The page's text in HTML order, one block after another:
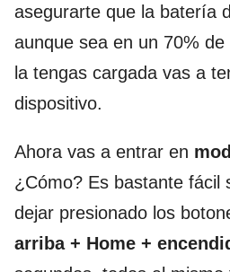
asegurarte que la batería
aunque sea en un 70%
la tengas cargada vas a
dispositivo.
Ahora vas a entrar en
¿Cómo? Es bastante fácil
dejar presionado los
arriba + Home +